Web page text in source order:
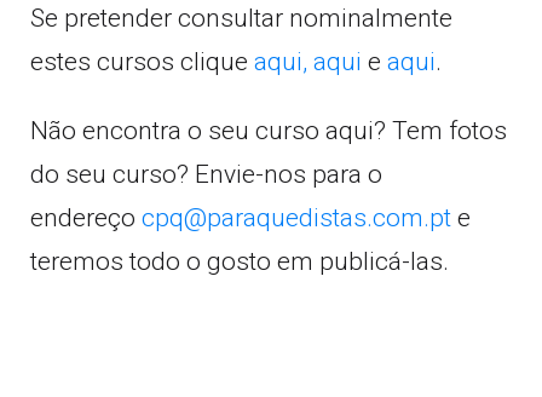
Se pretender consultar nominalmente
estes cursos clique aqui, aqui e aqui.
Não encontra o seu curso aqui? Tem fotos
do seu curso? Envie-nos para o
endereço cpq@paraquedistas.com.pt e
teremos todo o gosto em publicá-las.